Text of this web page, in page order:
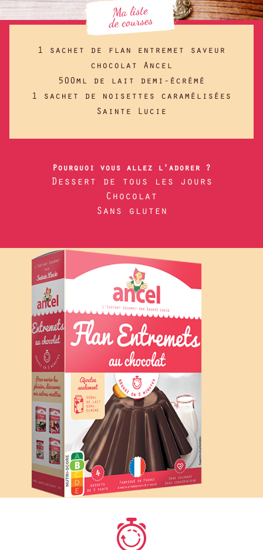
1 sachet de flan entremet saveur
chocolat Ancel
500ml de lait demi-écrémé
1 sachet de noisettes caramélisées
Sainte Lucie
Pourquoi vous allez l'adorer ?
Dessert de tous les jours
Chocolat
Sans gluten